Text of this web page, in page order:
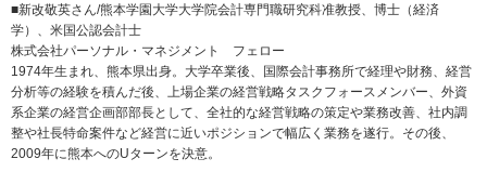
■新改敬英さん/熊本学園大学大学院会計専門職研究科准教授、博士（経済
学）、米国公認会計士
株式会社パーソナル・マネジメント フェロー
1974年生まれ、熊本県出身。大学卒業後、国際会計事務所で経理や財務、経営
分析等の経験を積んだ後、上場企業の経営戦略タスクフォースメンバー、外資
系企業の経営企画部部長として、全社的な経営戦略の策定や業務改善、社内調
整や社長特命案件など経営に近いポジションで幅広く業務を遂行。その後、
2009年に熊本へのUターンを決意。